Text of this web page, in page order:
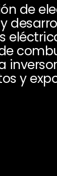
de
y